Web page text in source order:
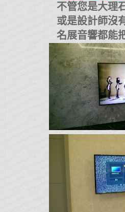
不管您是大理
或是設計師沒
名展音響都能